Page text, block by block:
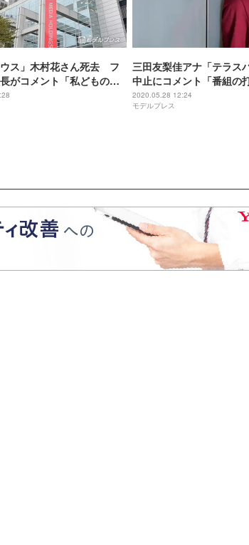
ス」木村花さん死去 フ
がコメント「私どもの認
なかった」
三田友梨佳アナ「テラス
中止にコメント「番組の
わらせるのではなくて…」
2020.05.28 12:24
モデルプレス